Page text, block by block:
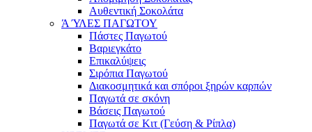
Αυθεντική Σοκολάτα
Ά ΎΛΕΣ ΠΑΓΩΤΟΥ
Πάστες Παγωτού
Βαριεγκάτο
Επικαλύψεις
Σιρόπια Παγωτού
Διακοσμητικά και σπόροι ξηρών καρπών
Παγωτά σε σκόνη
Βάσεις Παγωτού
Παγωτά σε Κιτ (Γεύση & Ρίπλα)